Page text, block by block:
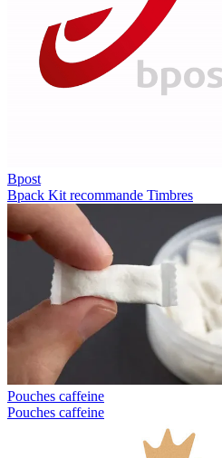
Bpost
Bpack Kit recommande Timbres
Pouches caffeine
Pouches caffeine